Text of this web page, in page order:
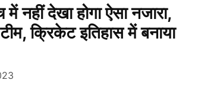
नहीं देखा होगा ऐसा नजारा,
क्रिकेट इतिहास में बनाया